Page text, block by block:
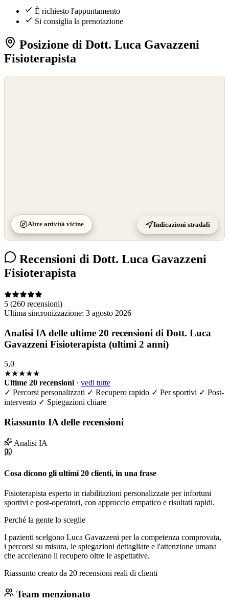
È richiesto l'appuntamento
Si consiglia la prenotazione
Posizione di Dott. Luca Gavazzeni
Fisioterapista
Altre attività vicine Indicazioni stradali
Recensioni di Dott. Luca Gavazzeni
Fisioterapista
5 (260 recensioni)
Ultima sincronizzazione: 3 agosto 2026
Analisi IA delle ultime 20 recensioni di Dott. Luca
Gavazzeni Fisioterapista (ultimi 2 anni)
5,0
★★★★★
Ultime 20 recensioni · vedi tutte
✓ Percorsi personalizzati ✓ Recupero rapido ✓ Per sportivi ✓ Post-
intervento ✓ Spiegazioni chiare
Riassunto IA delle recensioni
Analisi IA
Cosa dicono gli ultimi 20 clienti, in una frase
Fisioterapista esperto in riabilitazioni personalizzate per infortuni
sportivi e post-operatori, con approccio empatico e risultati rapidi.
Perché la gente lo sceglie
I pazienti scelgono Luca Gavazzeni per la competenza comprovata,
i percorsi su misura, le spiegazioni dettagliate e l'attenzione umana
che accelerano il recupero oltre le aspettative.
Riassunto creato da 20 recensioni reali di clienti
Team menzionato